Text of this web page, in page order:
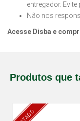
entregador.
Não nos
Acesse Disba e
Produtos que